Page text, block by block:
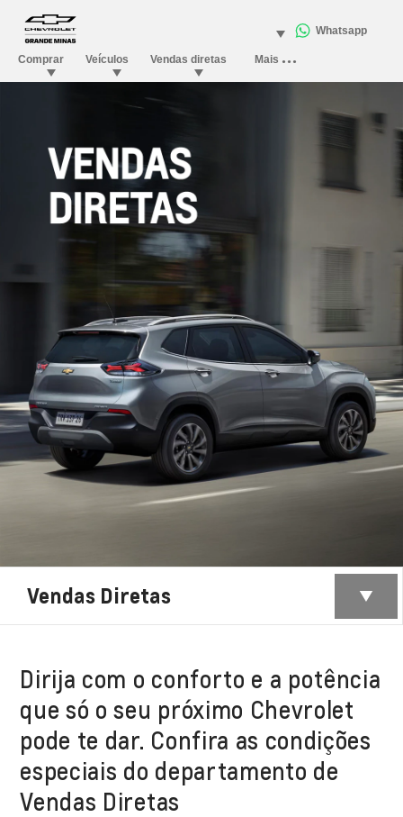
Vendas Diretas
Dirija com o conforto e a potência
que só o seu próximo Chevrolet
pode te dar. Confira as condições
especiais do departamento de
Vendas Diretas